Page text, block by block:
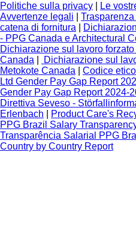
Politiche sulla privacy
Le
Avvertenze legali
catena di fornitura
- PPG Canada e Architectural
Dichiarazione sul lavoro
Canada
Dichiarazione sul
Metokote Canada
Codice
Ltd Gender Pay Gap Report
Gender Pay Gap Report 2024-
Direttiva Seveso -
Erlenbach
Product Care's
PPG Brazil Salary
Transparência Salarial PPG
Country by Country Report